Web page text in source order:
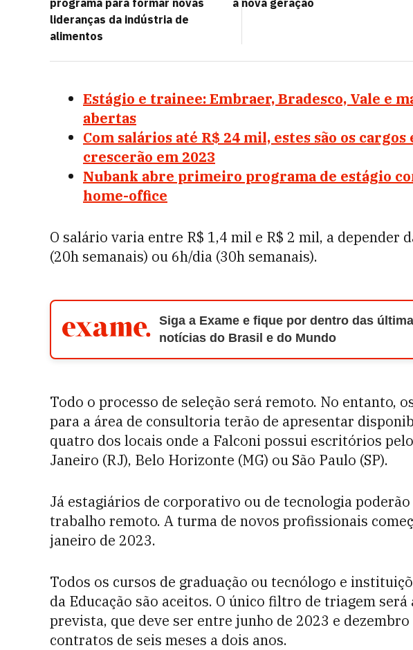
programa para formar novas
lideranças da indústria de
alimentos
a nova geração
Estágio e trainee: Embraer, Bradesco, Vale e
abertas
Com salários até R$ 24 mil, estes são os
crescerão em 2023
Nubank abre primeiro programa de estágio
home-office
O salário varia entre R$ 1,4 mil e R$ 2 mil, a depender
(20h semanais) ou 6h/dia (30h semanais).
Siga a Exame e fique por dentro das
notícias do Brasil e do Mundo
Todo o processo de seleção será remoto. No entanto,
para a área de consultoria terão de apresentar
quatro dos locais onde a Falconi possui escritórios
Janeiro (RJ), Belo Horizonte (MG) ou São Paulo (SP).
Já estagiários de corporativo ou de tecnologia
trabalho remoto. A turma de novos profissionais
janeiro de 2023.
Todos os cursos de graduação ou tecnólogo e
da Educação são aceitos. O único filtro de triagem
prevista, que deve ser entre junho de 2023 e
contratos de seis meses a dois anos.